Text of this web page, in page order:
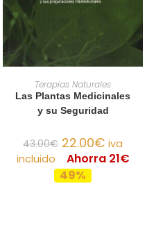
AÑADIR AL CARRITO
Terapias Naturales
Las Plantas Medicinales
y su Seguridad
43.00€ 22.00€ iva
incluido
Ahorra 21€
49%